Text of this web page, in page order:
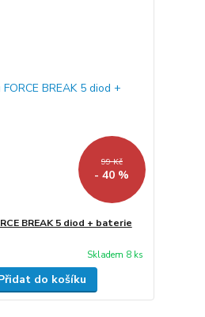
99 Kč
- 40 %
BREAK 5 diod + baterie
Skladem 8 ks
do košíku